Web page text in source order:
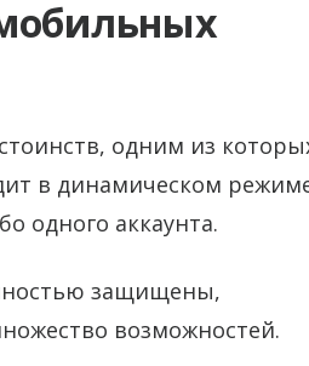
одним из
в динамическом
одного аккаунта.
защищены,
возможностей.